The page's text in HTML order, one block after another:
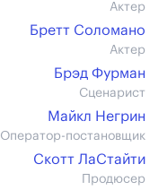
Актер
Бретт Соломано
Актер
Брэд Фурман
Сценарист
Майкл Негрин
Оператор-постановщик
Скотт ЛаСтайти
Продюсер